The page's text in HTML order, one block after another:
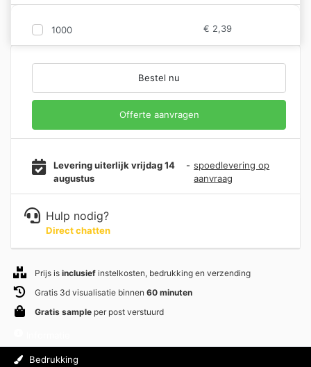
1000 € 2,39
Bestel nu
Offerte aanvragen
Levering uiterlijk vrijdag 14
augustus
- spoedlevering op
aanvraag
Hulp nodig?
Direct chatten
Prijs is inclusief instelkosten, bedrukking en verzending
Gratis 3d visualisatie binnen 60 minuten
Gratis sample per post verstuurd
Bedrukking